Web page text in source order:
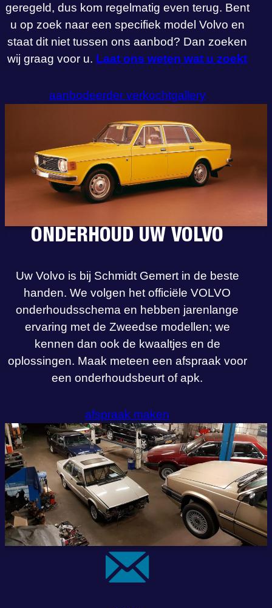
geregeld, dus kom regelmatig even terug. Bent
u op zoek naar een specifiek model Volvo en
staat dit niet tussen ons aanbod? Dan zoeken
wij graag voor u. Laat ons weten wat u zoekt
aanbodeerder verkochtgallery
ONDERHOUD UW VOLVO
Uw Volvo is bij Schmidt Gemert in de beste
handen. We volgen het officiële VOLVO
onderhoudsschema en hebben jarenlange
ervaring met de Zweedse modellen; we
kennen dan ook de kwaaltjes en de
oplossingen. Maak meteen een afspraak voor
een onderhoudsbeurt of apk.
afspraak maken